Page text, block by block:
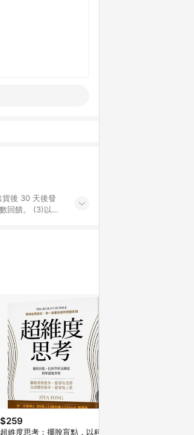
貨後 30 天後發
回饋。​ (3)以下
LINE購物網站
$259
超維度思考：擺脫盲點，以科學